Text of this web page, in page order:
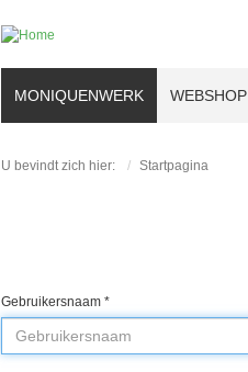
MONIQUENWERK WEBSHOP
U bevindt zich hier: Startpagina
Gebruikersnaam *